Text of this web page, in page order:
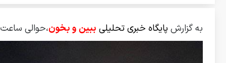
به گزارش پایگاه خبری تحلیلی ببین و بخون،حوالی ساعت ۳ و ۲۰ دقیقه صبح صدای چند انفجار در تهران